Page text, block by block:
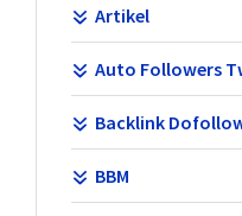
Artikel
Auto Followers
Backlink
BBM